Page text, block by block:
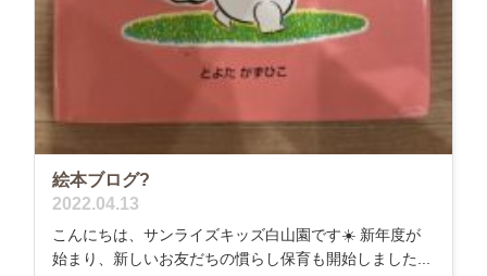
絵本ブログ?
2022.04.13
こんにちは、サンライズキッズ白山園です☀️ 新年度が
始まり、新しいお友だちの慣らし保育も開始しました...